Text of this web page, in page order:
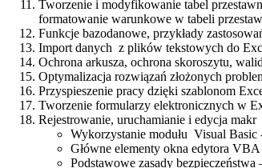
Tworzenie i modyfikowanie tabel
formatowanie warunkowe w tabeli
Funkcje bazodanowe, przykłady
Import danych z plików tekstowych do
Ochrona arkusza, ochrona skoroszytu,
Optymalizacja rozwiązań złożonych
Przyspieszenie pracy dzięki szablonom
Tworzenie formularzy elektronicznych w
Rejestrowanie, uruchamianie i edycja makr
Wykorzystanie modułu Visual Basic
Główne elementy okna edytora VBA
Podstawowe zasady